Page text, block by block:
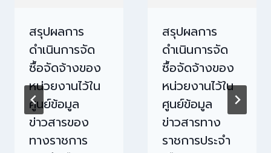
สรุปผลการ
ดำเนินการจัด
ซื้อจัดจ้างของ
หน่วยงานไว้ใน
ศูนย์ข้อมูล
ข่าวสารของ
ทางราชการ
สรุปผลการ
ดำเนินการจัด
ซื้อจัดจ้างของ
หน่วยงานไว้ใน
ศูนย์ข้อมูล
ข่าวสารทาง
ราชการประจำ